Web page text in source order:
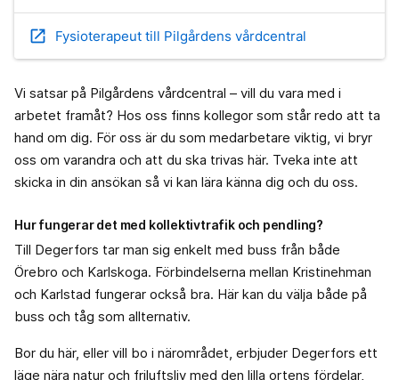
open_in_new Fysioterapeut till Pilgårdens vårdcentral
Vi satsar på Pilgårdens vårdcentral – vill du vara med i
arbetet framåt? Hos oss finns kollegor som står redo att ta
hand om dig. För oss är du som medarbetare viktig, vi bryr
oss om varandra och att du ska trivas här. Tveka inte att
skicka in din ansökan så vi kan lära känna dig och du oss.
Hur fungerar det med kollektivtrafik och pendling?
Till Degerfors tar man sig enkelt med buss från både
Örebro och Karlskoga. Förbindelserna mellan Kristinehman
och Karlstad fungerar också bra. Här kan du välja både på
buss och tåg som allternativ.
Bor du här, eller vill bo i närområdet, erbjuder Degerfors ett
läge nära natur och friluftsliv med den lilla ortens fördelar,